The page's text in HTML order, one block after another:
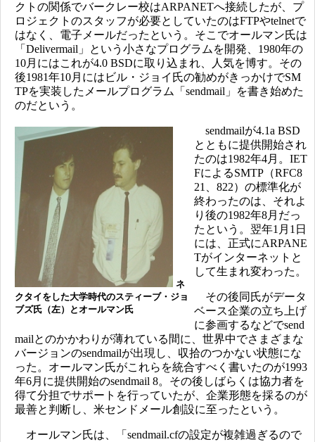
クトの関係でバークレー校はARPANETへ接続したが、プ
ロジェクトのスタッフが必要としていたのはFTPやtelnetで
はなく、電子メールだったという。そこでオールマン氏は
「Delivermail」という小さなプログラムを開発、1980年の
10月にはこれが4.0 BSDに取り込まれ、人気を博す。その
後1981年10月にはビル・ジョイ氏の勧めがきっかけでSM
TPを実装したメールプログラム「sendmail」を書き始めた
のだという。
ネ
クタイをした大学時代のスティーブ・ジョ
ブズ氏（左）とオールマン氏
sendmailが4.1a BSD
とともに提供開始され
たのは1982年4月。IET
FによるSMTP（RFC8
21、822）の標準化が
終わったのは、それよ
り後の1982年8月だっ
たという。翌年1月1日
には、正式にARPANE
Tがインターネットと
して生まれ変わった。
その後同氏がデータ
ベース企業の立ち上げ
に参画するなどでsend
mailとのかかわりが薄れている間に、世界中でさまざまな
バージョンのsendmailが出現し、収拾のつかない状態にな
った。オールマン氏がこれらを統合すべく書いたのが1993
年6月に提供開始のsendmail 8。その後しばらくは協力者を
得て分担でサポートを行っていたが、企業形態を採るのが
最善と判断し、米センドメール創設に至ったという。
オールマン氏は、「sendmail.cfの設定が複雑過ぎるので